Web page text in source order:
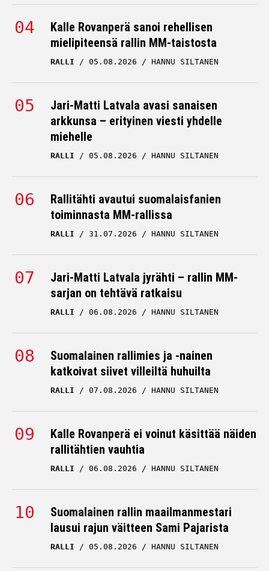
Kalle Rovanperä sanoi rehellisen
mielipiteensä rallin MM-taistosta
RALLI 05.08.2026 HANNU SILTANEN
Jari-Matti Latvala avasi sanaisen
arkkunsa – erityinen viesti yhdelle
miehelle
RALLI 05.08.2026
Rallitähti avautui suomalaisfanien
toiminnasta MM-rallissa
RALLI 31.07.2026 HANNU SILTANEN
Jari-Matti Latvala jyrähti – rallin MM-
sarjan on tehtävä ratkaisu
RALLI 06.08.2026 HANNU SILTANEN
Suomalainen rallimies ja -nainen
katkoivat siivet villeiltä huhuilta
RALLI 07.08.2026 HANNU SILTANEN
Kalle Rovanperä ei voinut käsittää näiden
rallitähtien vauhtia
RALLI 06.08.2026
Suomalainen rallin maailmanmestari
lausui rajun väitteen Sami Pajarista
RALLI 05.08.2026 HANNU SILTANEN